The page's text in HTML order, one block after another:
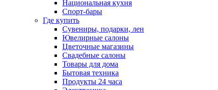
Национальная кухня
Спорт-бары
Где купить
Сувениры, подарки, лен
Ювелирные салоны
Цветочные магазины
Свадебные салоны
Товары для дома
Бытовая техника
Продукты 24 часа